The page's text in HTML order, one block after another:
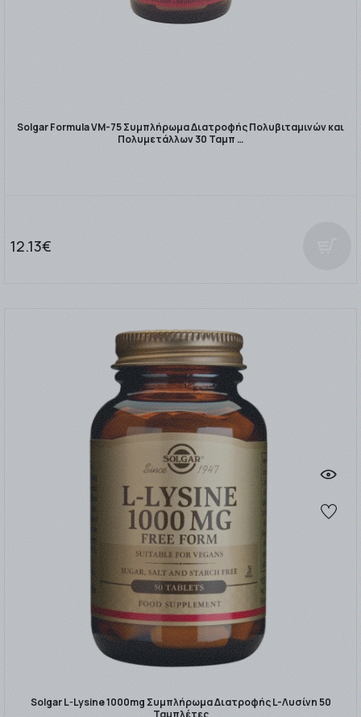
Solgar Formula VM-75 Συμπλήρωμα Διατροφής Πολυβιταμινών και
Πολυμετάλλων 30 Ταμπ …
12.13€
Solgar L-Lysine 1000mg Συμπλήρωμα Διατροφής L-Λυσίνη 50
Ταμπλέτες